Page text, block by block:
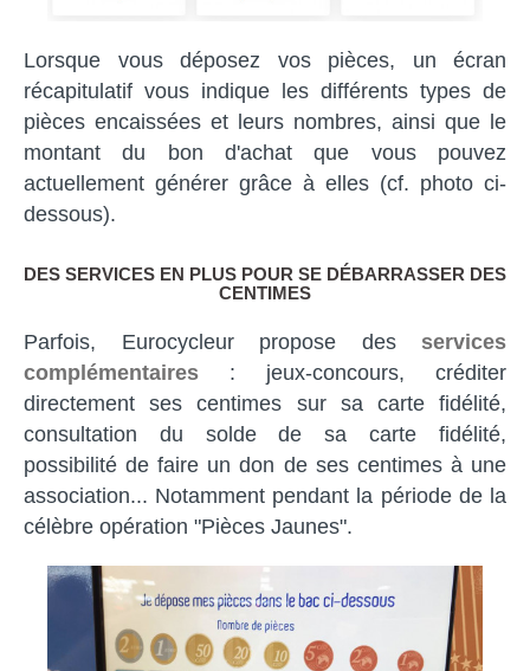
Lorsque vous déposez vos pièces, un écran
récapitulatif vous indique les différents types de
pièces encaissées et leurs nombres, ainsi que le
montant du bon d'achat que vous pouvez
actuellement générer grâce à elles (cf. photo ci-
dessous).
DES SERVICES EN PLUS POUR SE DÉBARRASSER DES
CENTIMES
Parfois, Eurocycleur propose des services
complémentaires : jeux-concours, créditer
directement ses centimes sur sa carte fidélité,
consultation du solde de sa carte fidélité,
possibilité de faire un don de ses centimes à une
association... Notamment pendant la période de la
célèbre opération "Pièces Jaunes".